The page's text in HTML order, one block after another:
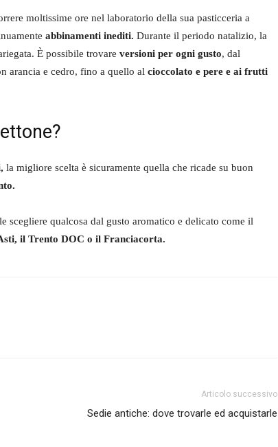
moltissime ore nel laboratorio della sua pasticceria a
abbinamenti inediti. Durante il periodo natalizio, la
È possibile trovare versioni per ogni gusto, dal
arancia e cedro, fino a quello al cioccolato e pere e ai frutti
la migliore scelta è sicuramente quella che ricade su buon
scegliere qualcosa dal gusto aromatico e delicato come il
il Trento DOC o il Franciacorta.
Articolo successivo
Sedie antiche: dove trovarle ed acquistarle